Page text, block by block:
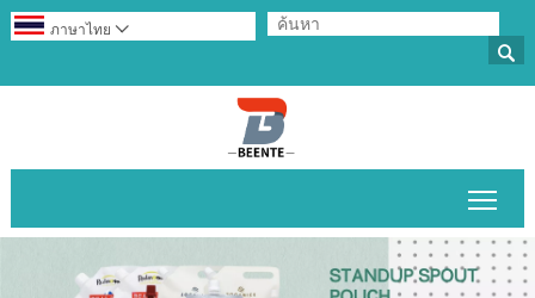

ภาษาไทย 